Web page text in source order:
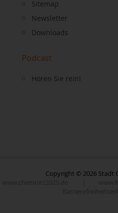
Sitemap
Newsletter
Downloads
Podcast
Hören Sie rein!
Copyright © 2026 Stadt